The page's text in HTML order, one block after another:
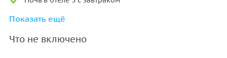
Обед
Ужин
Показать ещё
Что не включено